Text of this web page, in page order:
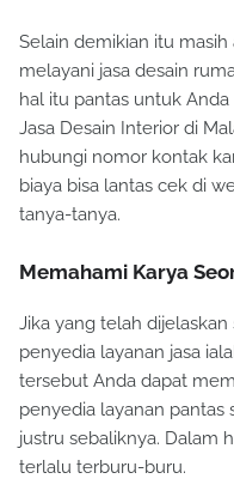
Selain demikian itu
melayani jasa desain
hal itu pantas untuk
Jasa Desain Interior di
hubungi nomor kontak
biaya bisa lantas cek di
tanya-tanya.
Memahami Karya
Jika yang telah
penyedia layanan jasa
tersebut Anda dapat
penyedia layanan pantas
justru sebaliknya. Dalam
terlalu terburu-buru.